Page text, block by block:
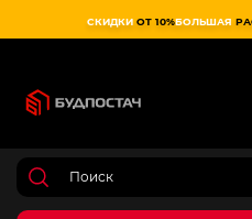
СКИДКИ ОТ 10%БОЛЬШАЯ